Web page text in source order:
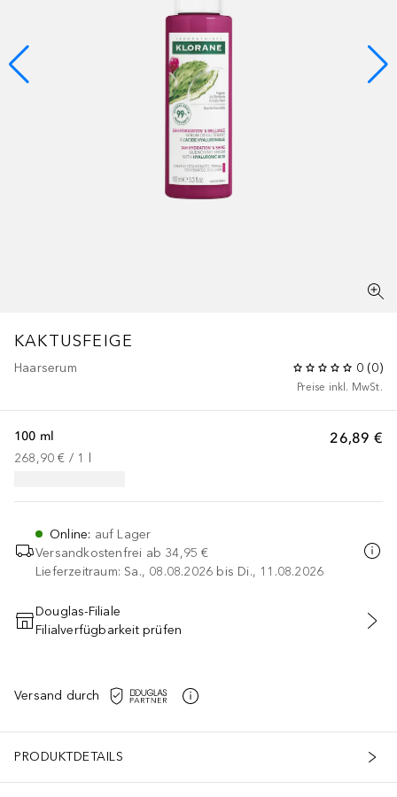
KAKTUSFEIGE
Haarserum 0 (0)
Preise inkl. MwSt.
26,89 €
100 ml
268,90 € / 1
Online: auf Lager
Versandkostenfrei ab 34,95 €
Lieferzeitraum: Sa., 08.08.2026 bis Di., 11.08.2026
IN DEN WARENKORB
Douglas-Filiale
Filialverfügbarkeit prüfen
Versand durch
PRODUKTDETAILS